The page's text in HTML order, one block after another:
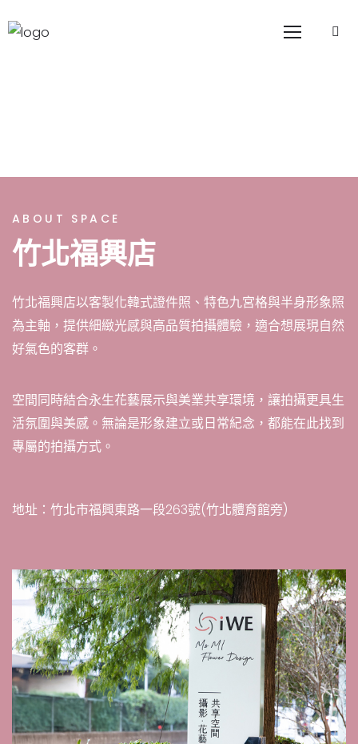
ABOUT SPACE
竹北福興店
竹北福興店以客製化韓式證件照、特色九宮格與半身形象照
為主軸，提供細緻光感與高品質拍攝體驗，適合想展現自然
好氣色的客群。
空間同時結合永生花藝展示與美業共享環境，讓拍攝更具生
活氛圍與美感。無論是形象建立或日常紀念，都能在此找到
專屬的拍攝方式。
地址：竹北市福興東路一段263號(竹北體育館旁)